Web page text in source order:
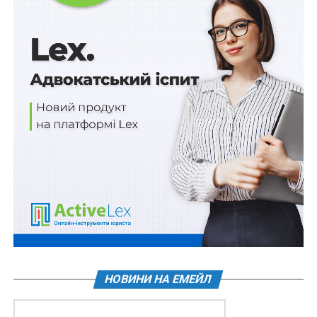
іншими посадовими особами вищезазначених
положень буде підставою для дострокового
припинення повноважень (звільнення) таких
посадових осіб, та розірвання контракту (цивільно-
правового договору) з такими особами незалежно
від строку дії такого контракту (цивільно-правового
договору) та без виплат відповідних компенсаційних
платежів (у випадку якщо такі платежі передбачені
укладеними контрактами (цивільно-правовими
договорами) або колективним договором, що діє на
підприємстві або в господарському товаристві, у
державному банку.
Схожі статті:НОВИНИ НА ЕМЕЙЛ